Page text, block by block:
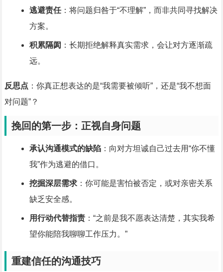
逃避责任：将问题归咎于“不理解”，而非共同寻找解决
方案。
积累隔阂 ：长期拒绝解释真实需求，会让对方逐渐疏
远。
反思点 ：你真正想表达的是“我需要被倾听”，还是“我不想面
对问题”？
挽回的第一步：正视自身问题
承认沟通模式的缺陷：向对方坦诚自己过去用“你不懂
我”作为逃避的借口。
挖掘深层需求：你可能是害怕被否定，或对亲密关系
缺乏安全感。
用行动代替指责：“之前是我不愿表达清楚，其实我希
望你能陪我聊聊工作压力。”
重建信任的沟通技巧